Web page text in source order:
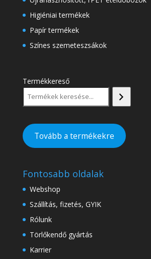
Higiéniai termékek
Papír termékek
Színes szemeteszsákok
Termékkereső
Tovább a termékekre
Fontosabb oldalak
Webshop
Szállítás, fizetés, GYIK
Rólunk
Törlőkendő gyártás
Karrier